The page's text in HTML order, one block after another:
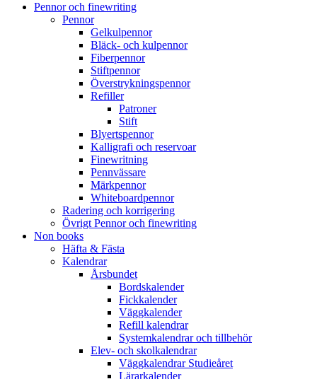
Pennor och finewriting
Pennor
Gelkulpennor
Bläck- och kulpennor
Fiberpennor
Stiftpennor
Överstrykningspennor
Refiller
Patroner
Stift
Blyertspennor
Kalligrafi och reservoar
Finewritning
Pennvässare
Märkpennor
Whiteboardpennor
Radering och korrigering
Övrigt Pennor och finewriting
Non books
Häfta & Fästa
Kalendrar
Årsbundet
Bordskalender
Fickkalender
Väggkalender
Refill kalendrar
Systemkalendrar och tillbehör
Elev- och skolkalendrar
Väggkalendrar Studieåret
Lärarkalender